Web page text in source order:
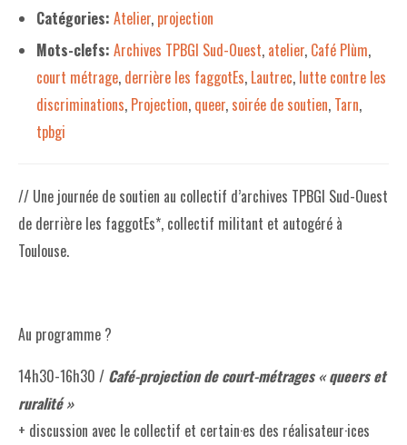
LA LIBRAIRIE
UNE LIBRAIRIE INDÉPENDANTE
COMMANDER UN LIVRE
LES EXPOSITIONS
Catégories: Atelier, projection
Mots-clefs: Archives TPBGI Sud-Ouest, atelier, Café Plùm,
court métrage, derrière les faggotEs, Lautrec, lutte contre les
discriminations, Projection, queer, soirée de soutien, Tarn,
tpbgi
// Une journée de soutien au collectif d’archives TPBGI Sud-Ouest
de derrière les faggotEs*, collectif militant et autogéré à
Toulouse.
Au programme ?
14h30-16h30 / Café-projection de court-métrages « queers et
ruralité »
+ discussion avec le collectif et certain·es des réalisateur·ices